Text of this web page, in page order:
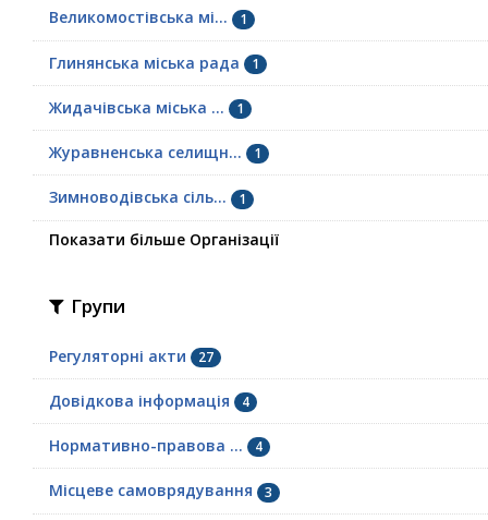
Великомостівська мі... 1
Глинянська міська рада 1
Жидачівська міська ... 1
Журавненська селищн... 1
Зимноводівська сіль... 1
Показати більше Організації
Групи
Регуляторні акти 27
Довідкова інформація 4
Нормативно-правова ... 4
Місцеве самоврядування 3